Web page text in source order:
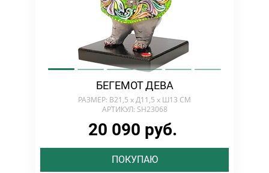
БЕГЕМОТ ДЕВА
РАЗМЕР: В21,5 х Д11,5 х Ш13 СМ
АРТИКУЛ: SH23068
20 090 руб.
ПОКУПАЮ